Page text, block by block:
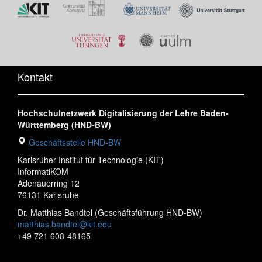
Kontakt
Hochschulnetzwerk Digitalisierung der Lehre Baden-
Württemberg (HND-BW)
Geschäftsstelle HND-BW
Karlsruher Institut für Technologie (KIT)
InformatiKOM
Adenauerring 12
76131 Karlsruhe
Dr. Matthias Bandtel (Geschäftsführung HND-BW)
matthias.bandtel@kit.edu
+49 721 608-48165